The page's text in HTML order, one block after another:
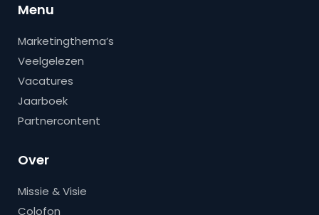
Menu
Marketingthema’s
Veelgelezen
Vacatures
Jaarboek
Partnercontent
Over
Missie & Visie
Colofon